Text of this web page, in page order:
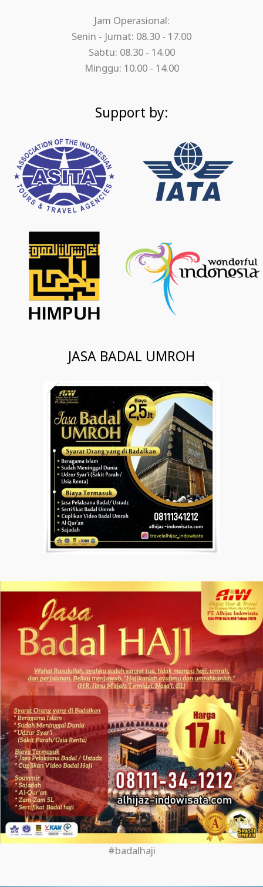
Jam Operasional:
Senin - Jumat: 08.30 - 17.00
Sabtu: 08.30 - 14.00
Minggu: 10.00 - 14.00
Support by:
JASA BADAL UMROH
#badalhaji